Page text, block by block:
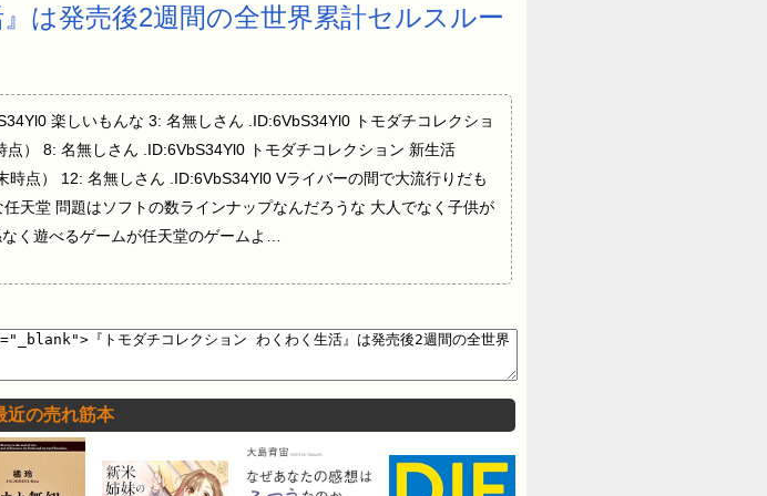
は発売後2週間の全世界累計セルスルー
楽しいもんな 3: 名無しさん .ID:6VbS34Yl0 トモダチコレクショ
） 8: 名無しさん .ID:6VbS34Yl0 トモダチコレクション 新生活
点） 12: 名無しさん .ID:6VbS34Yl0 Vライバーの間で大流行りだも
天堂 問題はソフトの数ラインナップなんだろうな 大人でなく子供が
く遊べるゲームが任天堂のゲームよ…
近の売れ筋本